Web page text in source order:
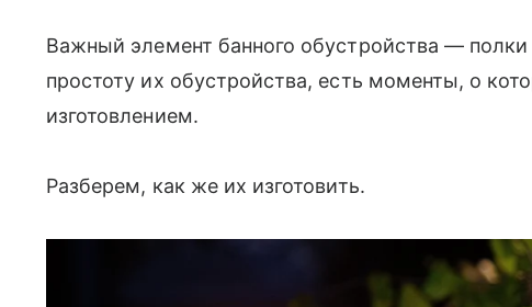
Важный элемент банного обустройства —
простоту их обустройства, есть моменты, о
изготовлением.
Разберем, как же их изготовить.